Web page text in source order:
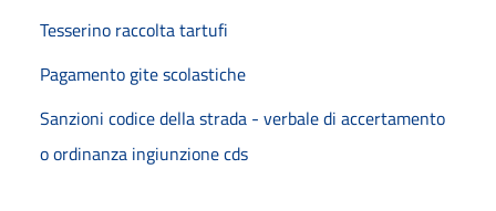
Tesserino raccolta tartufi
Pagamento gite scolastiche
Sanzioni codice della strada - verbale di accertamento
o ordinanza ingiunzione cds